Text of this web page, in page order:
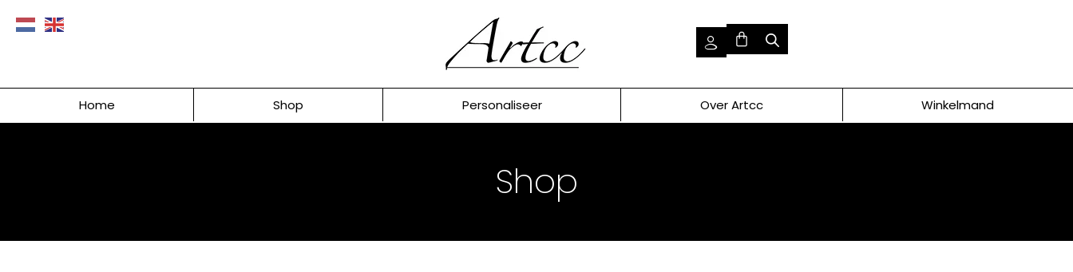
Home Shop Personaliseer Over Artcc Winkelmand
Shop